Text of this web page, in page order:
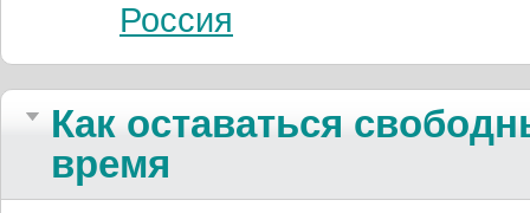
Россия
Как оставаться
время